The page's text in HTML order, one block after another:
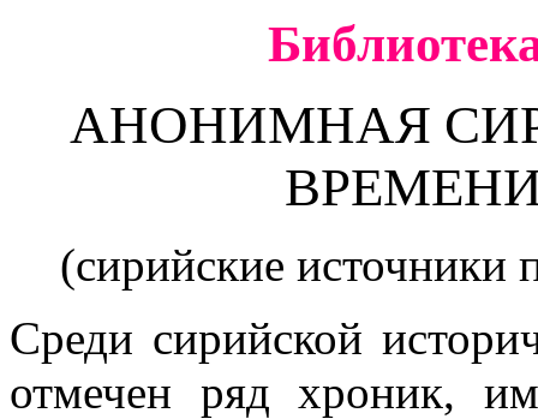
АНОНИМНАЯ
(сирийские источники
Среди сирийской
отмечен ряд хроник,